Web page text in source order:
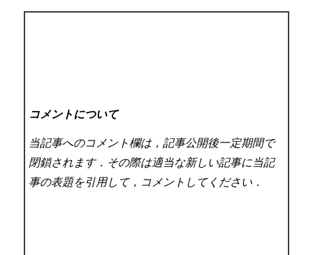
コメントについて
当記事へのコメント欄は，記事公開後一定期間で
閉鎖されます．その際は適当な新しい記事に当記
事の表題を引用して，コメントしてください．